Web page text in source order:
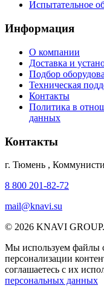
Испытательное
Информация
О компании
Доставка и
Подбор
Техническая
Контакты
Политика в
данных
Контакты
г. Тюмень ,
8 800 201-82-72
mail@knavi.su
© 2026 KNAVI
Мы используем файлы
персонализации
соглашаетесь с их
персональных данных